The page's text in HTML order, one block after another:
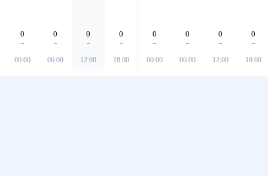
0
00:00
0
06:00
0
12:00
0
18:00
0
00:00
0
06:00
0
12:00
0
18:00